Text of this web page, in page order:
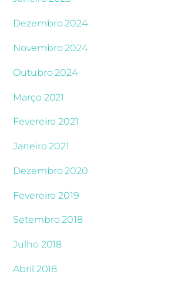
Dezembro 2024
Novembro 2024
Outubro 2024
Março 2021
Fevereiro 2021
Janeiro 2021
Dezembro 2020
Fevereiro 2019
Setembro 2018
Julho 2018
Abril 2018